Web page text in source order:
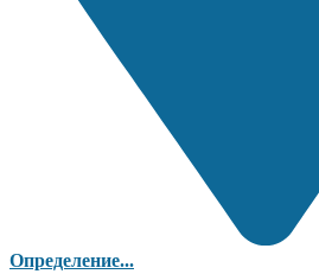
Определение...